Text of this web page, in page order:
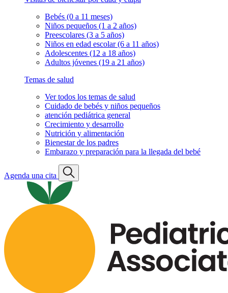
Bebés (0 a 11 meses)
Niños pequeños (1 a 2 años)
Preescolares (3 a 5 años)
Niños en edad escolar (6 a 11 años)
Adolescentes (12 a 18 años)
Adultos jóvenes (19 a 21 años)
Temas de salud
Ver todos los temas de salud
Cuidado de bebés y niños pequeños
atención pediátrica general
Crecimiento y desarrollo
Nutrición y alimentación
Bienestar de los padres
Embarazo y preparación para la llegada del bebé
Agenda una cita